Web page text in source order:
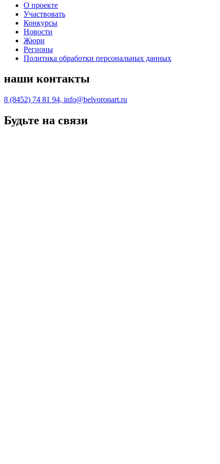
О проекте
Участвовать
Конкурсы
Новости
Жюри
Регионы
Политика обработки персональных данных
наши контакты
8 (8452) 74 81 94, info@belvoronart.ru
Будьте на связи